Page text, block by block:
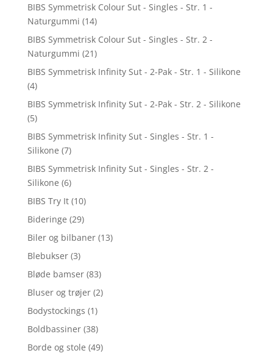
BIBS Symmetrisk Colour Sut - Singles - Str. 1 -
Naturgummi (14)
BIBS Symmetrisk Colour Sut - Singles - Str. 2 -
Naturgummi (21)
BIBS Symmetrisk Infinity Sut - 2-Pak - Str. 1 - Silikone
(4)
BIBS Symmetrisk Infinity Sut - 2-Pak - Str. 2 - Silikone
(5)
BIBS Symmetrisk Infinity Sut - Singles - Str. 1 -
Silikone (7)
BIBS Symmetrisk Infinity Sut - Singles - Str. 2 -
Silikone (6)
BIBS Try It (10)
Bideringe (29)
Biler og bilbaner (13)
Blebukser (3)
Bløde bamser (83)
Bluser og trøjer (2)
Bodystockings (1)
Boldbassiner (38)
Borde og stole (49)